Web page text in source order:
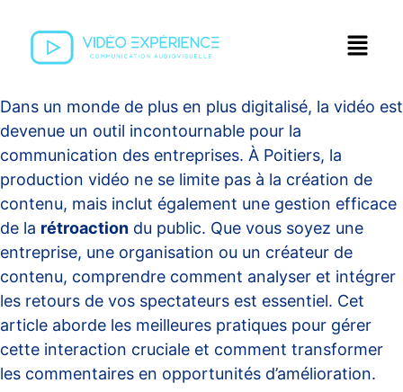
Dans un monde de plus en plus digitalisé, la vidéo est
devenue un outil incontournable pour la
communication des entreprises. À Poitiers, la
production vidéo ne se limite pas à la création de
contenu, mais inclut également une gestion efficace
de la rétroaction du public. Que vous soyez une
entreprise, une organisation ou un créateur de
contenu, comprendre comment analyser et intégrer
les retours de vos spectateurs est essentiel. Cet
article aborde les meilleures pratiques pour gérer
cette interaction cruciale et comment transformer
les commentaires en opportunités d’amélioration.